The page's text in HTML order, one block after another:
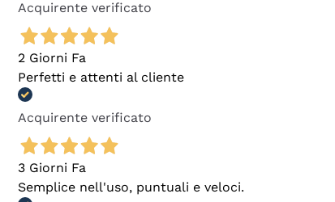
Acquirente verificato
2 Giorni Fa
Perfetti e attenti al cliente
Acquirente verificato
3 Giorni Fa
Semplice nell'uso, puntuali e veloci.